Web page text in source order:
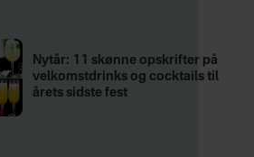
Nytår: 11 skønne opskrifter på
velkomstdrinks og cocktails til
årets sidste fest